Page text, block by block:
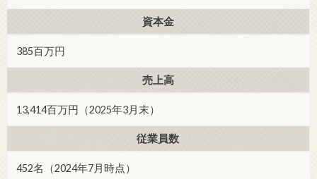
資本金
385百万円
売上高
13,414百万円（2025年3月末）
従業員数
452名（2024年7月時点）